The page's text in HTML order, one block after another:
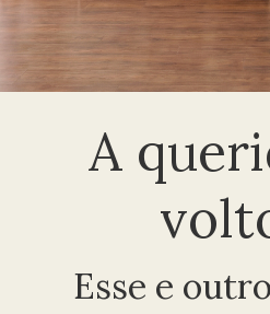
A
Esse e